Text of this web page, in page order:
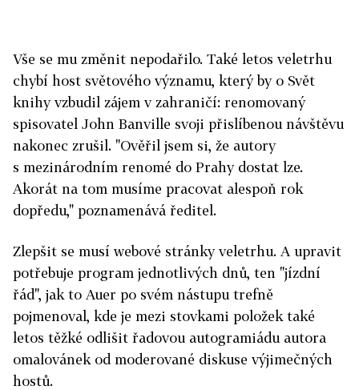
Vše se mu změnit nepodařilo. Také letos veletrhu
chybí host světového významu, který by o Svět
knihy vzbudil zájem v zahraničí: renomovaný
spisovatel John Banville svoji přislíbenou návštěvu
nakonec zrušil. "Ověřil jsem si, že autory
s mezinárodním renomé do Prahy dostat lze.
Akorát na tom musíme pracovat alespoň rok
dopředu," poznamenává ředitel.
Zlepšit se musí webové stránky veletrhu. A upravit
potřebuje program jednotlivých dnů, ten "jízdní
řád", jak to Auer po svém nástupu trefně
pojmenoval, kde je mezi stovkami položek také
letos těžké odlišit řadovou autogramiádu autora
omalovánek od moderované diskuse výjimečných
hostů.